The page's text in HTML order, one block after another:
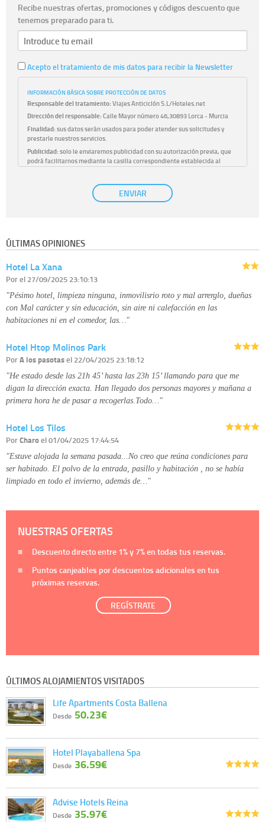
Recibe nuestras ofertas, promociones y códigos descuento que
tenemos preparado para ti.
Acepto el tratamiento de mis datos para recibir la Newsletter
INFORMACIÓN BÁSICA SOBRE PROTECCIÓN DE DATOS
Responsable del tratamiento:Viajes Anticiclón S.L/Hoteles.net
Dirección del responsable:Calle Mayor número 46,30893 Lorca - Murcia
Finalidad:sus datos serán usados para poder atender sus solicitudes y
prestarle nuestros servicios.
Publicidad:solo le enviaremos publicidad con su autorización previa, que
podrá facilitarnos mediante la casilla correspondiente establecida al
únicamente trataremos sus datos con su consentimiento
previo, que podrá facilitarnos mediante la casilla correspondiente
Derechos:tiene derecho a saber qué información tenemos sobre usted,
disponible en nuestra página web.
Información complementaria:
ENVIAR
ÚLTIMAS OPINIONES
Hotel La Xana
Porel 27/09/2025 23:10:13
"Pésimo hotel, limpieza ninguna, inmovilisrio roto y mal arrerglo, dueñas
con Mal carácter y sin educación, sin aire ni calefacción en las
habitaciones ni en el comedor, las…"
Hotel Htop Molinos Park
PorA los pasotasel 22/04/2025 23:18:12
"He estado desde las 21h 45’ hasta las 23h 15’ llamando para que me
digan la dirección exacta. Han llegado dos personas mayores y mañana a
primera hora he de pasar a recogerlas.Todo…"
Hotel Los Tilos
PorCharoel 01/04/2025 17:44:54
"Estuve alojada la semana pasada...No creo que reúna condiciones para
ser habitado. El polvo de la entrada, pasillo y habitación , no se había
limpiado en todo el invierno, además de…"
NUESTRAS OFERTAS
Descuento directo entre 1%y 7%en todas tus reservas.
Puntos canjeables por descuentos adicionales en tus
próximas reservas.
REGÍSTRATE
ÚLTIMOS ALOJAMIENTOS VISITADOS
Life Apartments Costa Ballena
Desde 50.23€
Hotel Playaballena Spa
Desde 36.59€
Advise Hotels Reina
Desde 35.97€